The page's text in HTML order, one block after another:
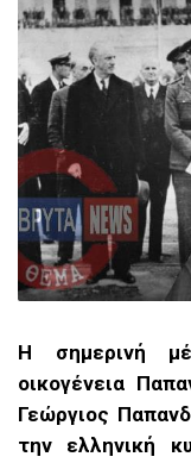
Η σημερινή
οικογένεια
Γεώργιος
την ελληνική